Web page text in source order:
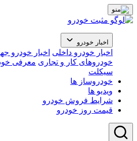
اخبار خودرو
اخبار خودرو داخلی اخبار خودرو
خودروهای کار و تجاری معرفی
سیکلت
خودروساز ها
ویدیو ها
شرایط فروش خودرو
قیمت روز خودرو